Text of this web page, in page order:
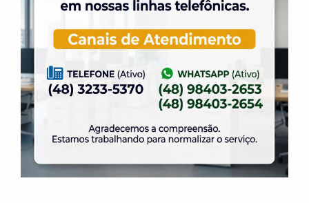
ADVANCED CONVERSATION
Comprehension process set as a pathway of
communication; in a native form.
Available / Low Advanced / High Advanced
Open Group
Student Interview Required